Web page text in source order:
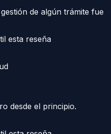
de algún trámite fue
esta reseña
desde el principio.